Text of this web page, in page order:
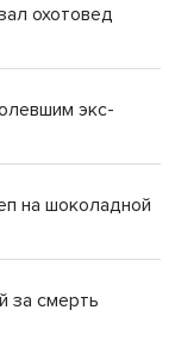
охотовед
экс-
на шоколадной
за смерть